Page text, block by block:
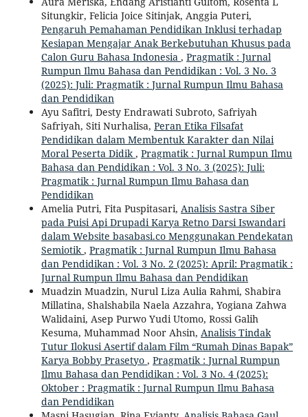
Situngkir, Felicia Joice Sitinjak, Anggia Puteri,
Pengaruh Pemahaman Pendidikan Inklusi terhadap
Kesiapan Mengajar Anak Berkebutuhan Khusus pada
Calon Guru Bahasa Indonesia , Pragmatik : Jurnal
Rumpun Ilmu Bahasa dan Pendidikan : Vol. 3 No. 3
(2025): Juli: Pragmatik : Jurnal Rumpun Ilmu Bahasa
dan Pendidikan
Ayu Safitri, Desty Endrawati Subroto, Safriyah
Safriyah, Siti Nurhalisa, Peran Etika Filsafat
Pendidikan dalam Membentuk Karakter dan Nilai
Moral Peserta Didik, Pragmatik : Jurnal Rumpun Ilmu
Bahasa dan Pendidikan : Vol. 3 No. 3 (2025): Juli:
Pragmatik : Jurnal Rumpun Ilmu Bahasa dan
Pendidikan
Amelia Putri, Fita Puspitasari, Analisis Sastra Siber
pada Puisi Api Drupadi Karya Retno Darsi Iswandari
dalam Website basabasi.co Menggunakan Pendekatan
Semiotik, Pragmatik : Jurnal Rumpun Ilmu Bahasa
dan Pendidikan : Vol. 3 No. 2 (2025): April: Pragmatik :
Jurnal Rumpun Ilmu Bahasa dan Pendidikan
Muadzin Muadzin, Nurul Liza Aulia Rahmi, Shabira
Millatina, Shalshabila Naela Azzahra, Yogiana Zahwa
Walidaini, Asep Purwo Yudi Utomo, Rossi Galih
Kesuma, Muhammad Noor Ahsin, Analisis Tindak
Tutur Ilokusi Asertif dalam Film “Rumah Dinas Bapak”
Karya Bobby Prasetyo , Pragmatik : Jurnal Rumpun
Ilmu Bahasa dan Pendidikan : Vol. 3 No. 4 (2025):
Oktober : Pragmatik : Jurnal Rumpun Ilmu Bahasa
dan Pendidikan